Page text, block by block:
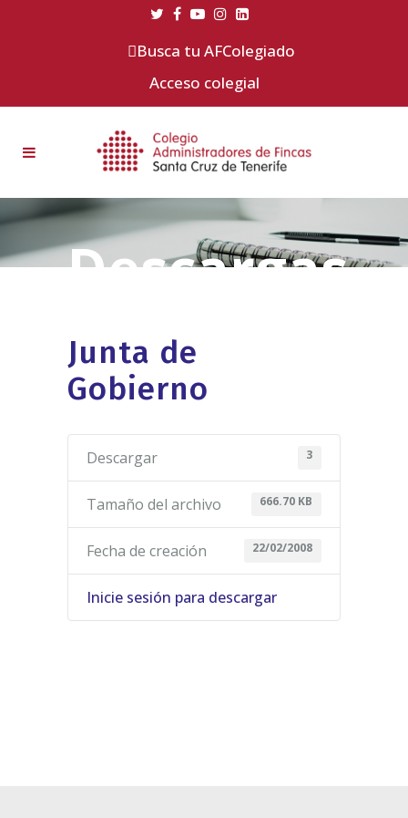
Busca tu AFColegiado
Acceso colegial
Junta de
Gobierno
Descargar 3
Tamaño del archivo 666.70 KB
Fecha de creación 22/02/2008
Inicie sesión para descargar